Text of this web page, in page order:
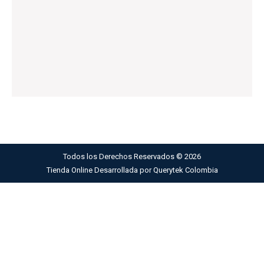
Todos los Derechos Reservados © 2026
Tienda Online Desarrollada porQuerytek Colombia